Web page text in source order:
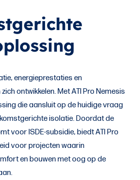
energieprestaties en
ontwikkelen. Met ATI Pro Nemesis
die aansluit op de huidige vraag
isolatie. Doordat de
voor ISDE-subsidie, biedt ATI Pro
voor projecten waarin
en bouwen met oog op de